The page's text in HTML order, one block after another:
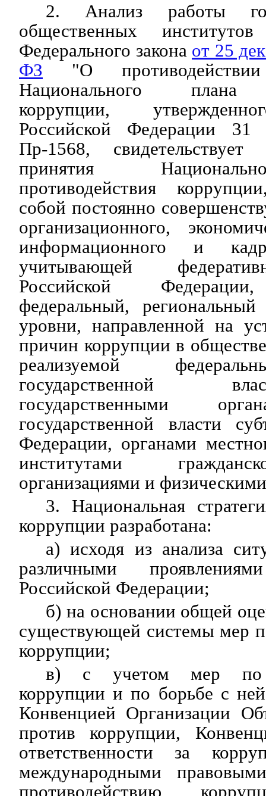
2. Анализ работы
общественных
Федерального закона от 25
ФЗ "О
Национального плана
коррупции,
Российской Федерации
Пр-1568,
принятия
противодействия
собой постоянно
организационного,
информационного и
учитывающей
Российской
федеральный,
уровни, направленной на
причин коррупции в
реализуемой
государственной
государственными
государственной власти
Федерации, органами
институтами
организациями и
3. Национальная
коррупции разработана:
а) исходя из анализа
различными
Российской Федерации;
б) на основании общей
существующей системы мер
коррупции;
в) с учетом мер по
коррупции и по борьбе с
Конвенцией Организации
против коррупции,
ответственности за
международными
противодействию